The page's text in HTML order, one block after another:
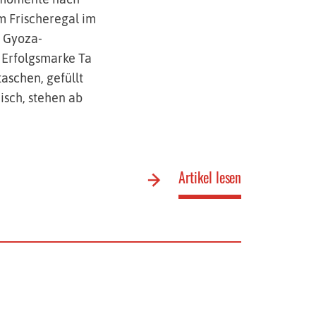
Frischeregal im
Ta
gefüllt
stehen ab
Artikel lesen